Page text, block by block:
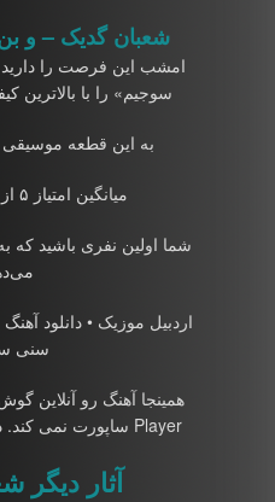
شعبان گدیک – و
امشب این فرصت را
سوجیم» را با بالاترین
به این قطعه موسیقی
میانگین امتیاز ۵ از ۵٫ تعداد رای‌ها ۱
شما اولین نفری باشید که
اردبیل موزیک • دانلود
سنی
همینجا آهنگ رو آنلاین
Player ساپورت نمی کند. دانلود آهنگ با کیفیت ۳۲۰
آثار دیگر